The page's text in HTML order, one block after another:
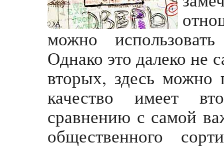
можно
Однако это далеко не
вторых, здесь можно
качество имеет
сравнению с самой
общественного